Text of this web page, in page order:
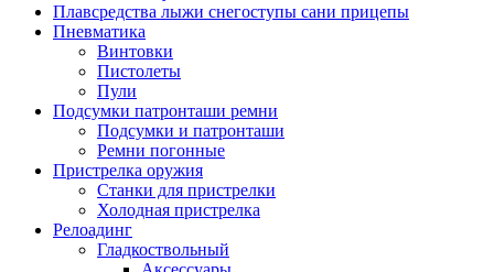
Плавсредства лыжи снегоступы сани прицепы
Пневматика
Винтовки
Пистолеты
Пули
Подсумки патронташи ремни
Подсумки и патронташи
Ремни погонные
Пристрелка оружия
Станки для пристрелки
Холодная пристрелка
Релоадинг
Гладкоствольный